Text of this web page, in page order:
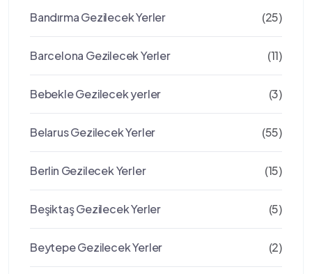
Bandırma Gezilecek Yerler (25)
Barcelona Gezilecek Yerler (11)
Bebekle Gezilecek yerler (3)
Belarus Gezilecek Yerler (55)
Berlin Gezilecek Yerler (15)
Beşiktaş Gezilecek Yerler (5)
Beytepe Gezilecek Yerler (2)